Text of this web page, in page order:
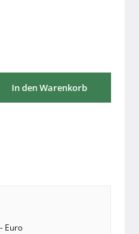
In den Warenkorb
Euro